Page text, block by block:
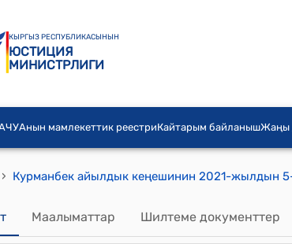
КЫРГЫЗ РЕСПУБЛИКАСЫНЫН
ЮСТИЦИЯ
МИНИСТРЛИГИ
ЧУАнын мамлекеттик реестриКайтарым байланышЖаңы
›
Маалыматтар Шилтеме документтер